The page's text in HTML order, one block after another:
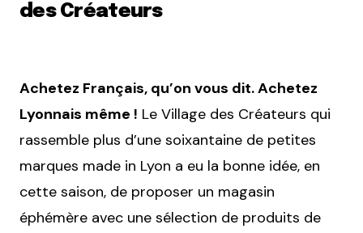
des Créateurs
Achetez Français, qu’on vous dit. Achetez
Lyonnais même ! Le Village des Créateurs qui
rassemble plus d’une soixantaine de petites
marques made in Lyon a eu la bonne idée, en
cette saison, de proposer un magasin
éphémère avec une sélection de produits de